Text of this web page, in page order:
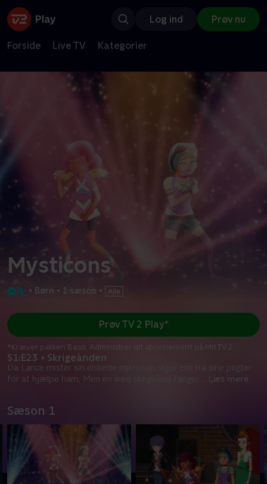
Log ind Prøv nu
Forside Live TV Kategorier
Mysticons
• Børn • 1 sæson •
S1:E23 • Skrigeånden
Da Lance mister sin elskede mikrofon, viger Em fra sine pligter
for at hjælpe ham. Men en vred skrigeånd fanger
Læs mere
Prøv TV 2 Play*
*Kræver pakken Basis. Administrer dit abonnement på Mit TV 2.
Sæson 1